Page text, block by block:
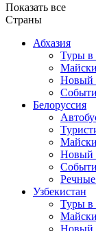
Показать все
Страны
Абхазия
Туры в
Новый
Белоруссия
Новый
Узбекистан
Туры в
Новый